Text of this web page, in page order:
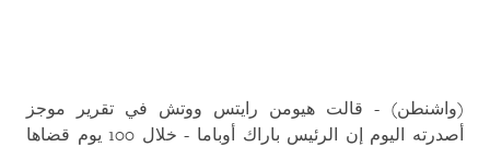
(واشنطن) - قالت هيومن رايتس ووتش في تقرير موجز
أصدرته اليوم إن الرئيس باراك أوباما - خلال 100 يوم قضاها